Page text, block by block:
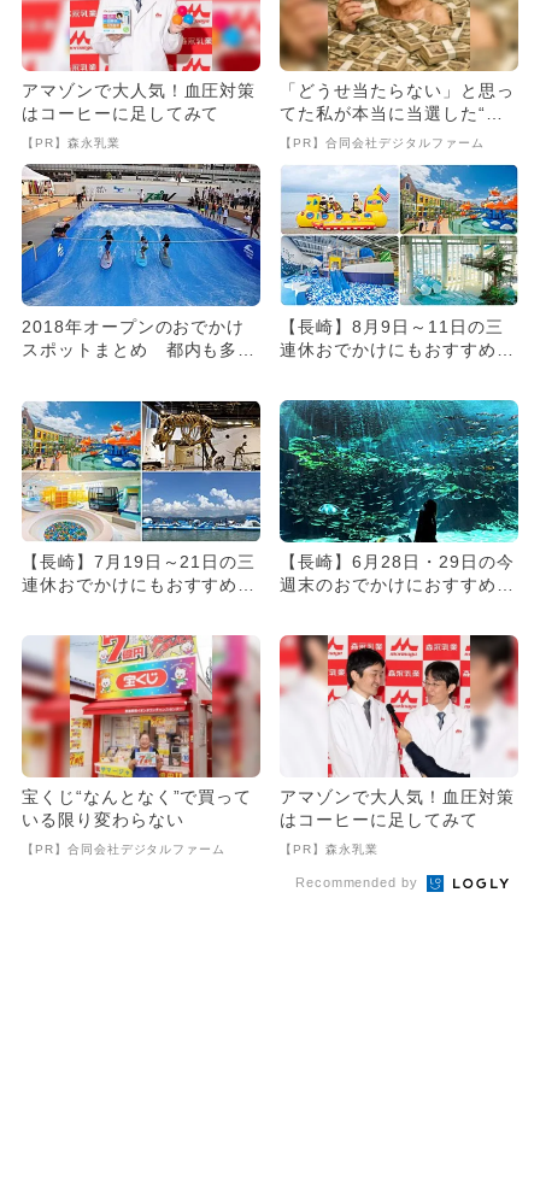
アマゾンで大人気！血圧対策
はコーヒーに足してみて
【PR】森永乳業
「どうせ当たらない」と思っ
てた私が本当に当選した“買
い方”がこれ
【PR】合同会社デジタルファーム
2018年オープンのおでかけ
スポットまとめ 都内も多
【長崎】8月9日～11日の三
連休おでかけにもおすすめ！
【長崎】7月19日～21日の三
連休おでかけにもおすすめ！
【長崎】6月28日・29日の今
週末のおでかけにおすすめ！
宝くじ“なんとなく”で買って
いる限り変わらない
【PR】合同会社デジタルファーム
アマゾンで大人気！血圧対策
はコーヒーに足してみて
【PR】森永乳業
Recommended by